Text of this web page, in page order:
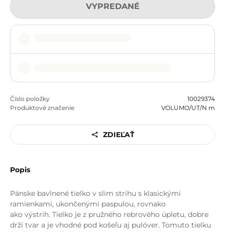
VYPREDANÉ
Číslo položky
10029374
Produktové značenie
VOLUMO/UT/N m
ZDIEĽAŤ
Popis
Pánske bavlnené tielko v slim strihu s klasickými
ramienkami, ukončenými paspulou, rovnako
ako výstrih. Tielko je z pružného rebrového úpletu, dobre
drží tvar a je vhodné pod košeľu aj pulóver. Tomuto tielku